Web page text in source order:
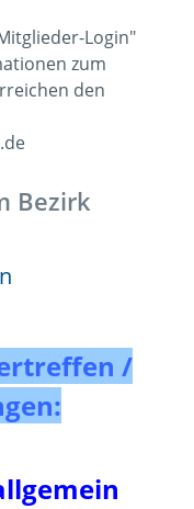
Login"
zum
den
Bezirk
/